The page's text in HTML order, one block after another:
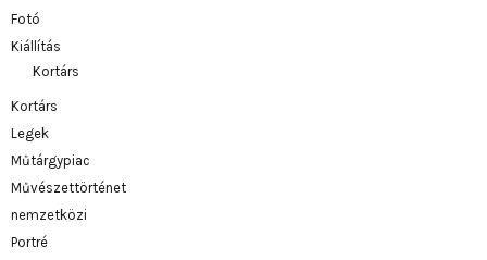
Fotó
Kiállítás
Kortárs
Kortárs
Legek
Műtárgypiac
Művészettörténet
nemzetközi
Portré